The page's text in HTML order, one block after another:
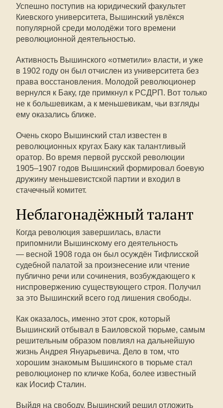
Успешно поступив на юридический факультет
Киевского университета, Вышинский увлёкся
популярной среди молодёжи того времени
революционной деятельностью.
Активность Вышинского «отметили» власти, и уже
в 1902 году он был отчислен из университета без
права восстановления. Молодой революционер
вернулся к Баку, где примкнул к РСДРП. Вот только
не к большевикам, а к меньшевикам, чьи взгляды
ему оказались ближе.
Очень скоро Вышинский стал известен в
революционных кругах Баку как талантливый
оратор. Во время первой русской революции
1905–1907 годов Вышинский формировал боевую
дружину меньшевистской партии и входил в
стачечный комитет.
Неблагонадёжный талант
Когда революция завершилась, власти
припомнили Вышинскому его деятельность
— весной 1908 года он был осуждён Тифлисской
судебной палатой за произнесение или чтение
публично речи или сочинения, возбуждающего к
ниспровержению существующего строя. Получил
за это Вышинский всего год лишения свободы.
Как оказалось, именно этот срок, который
Вышинский отбывал в Баиловской тюрьме, самым
решительным образом повлиял на дальнейшую
жизнь Андрея Януарьевича. Дело в том, что
хорошим знакомым Вышинского в тюрьме стал
революционер по кличке Коба, более известный
как Иосиф Сталин.
Выйдя на свободу, Вышинский решил отложить